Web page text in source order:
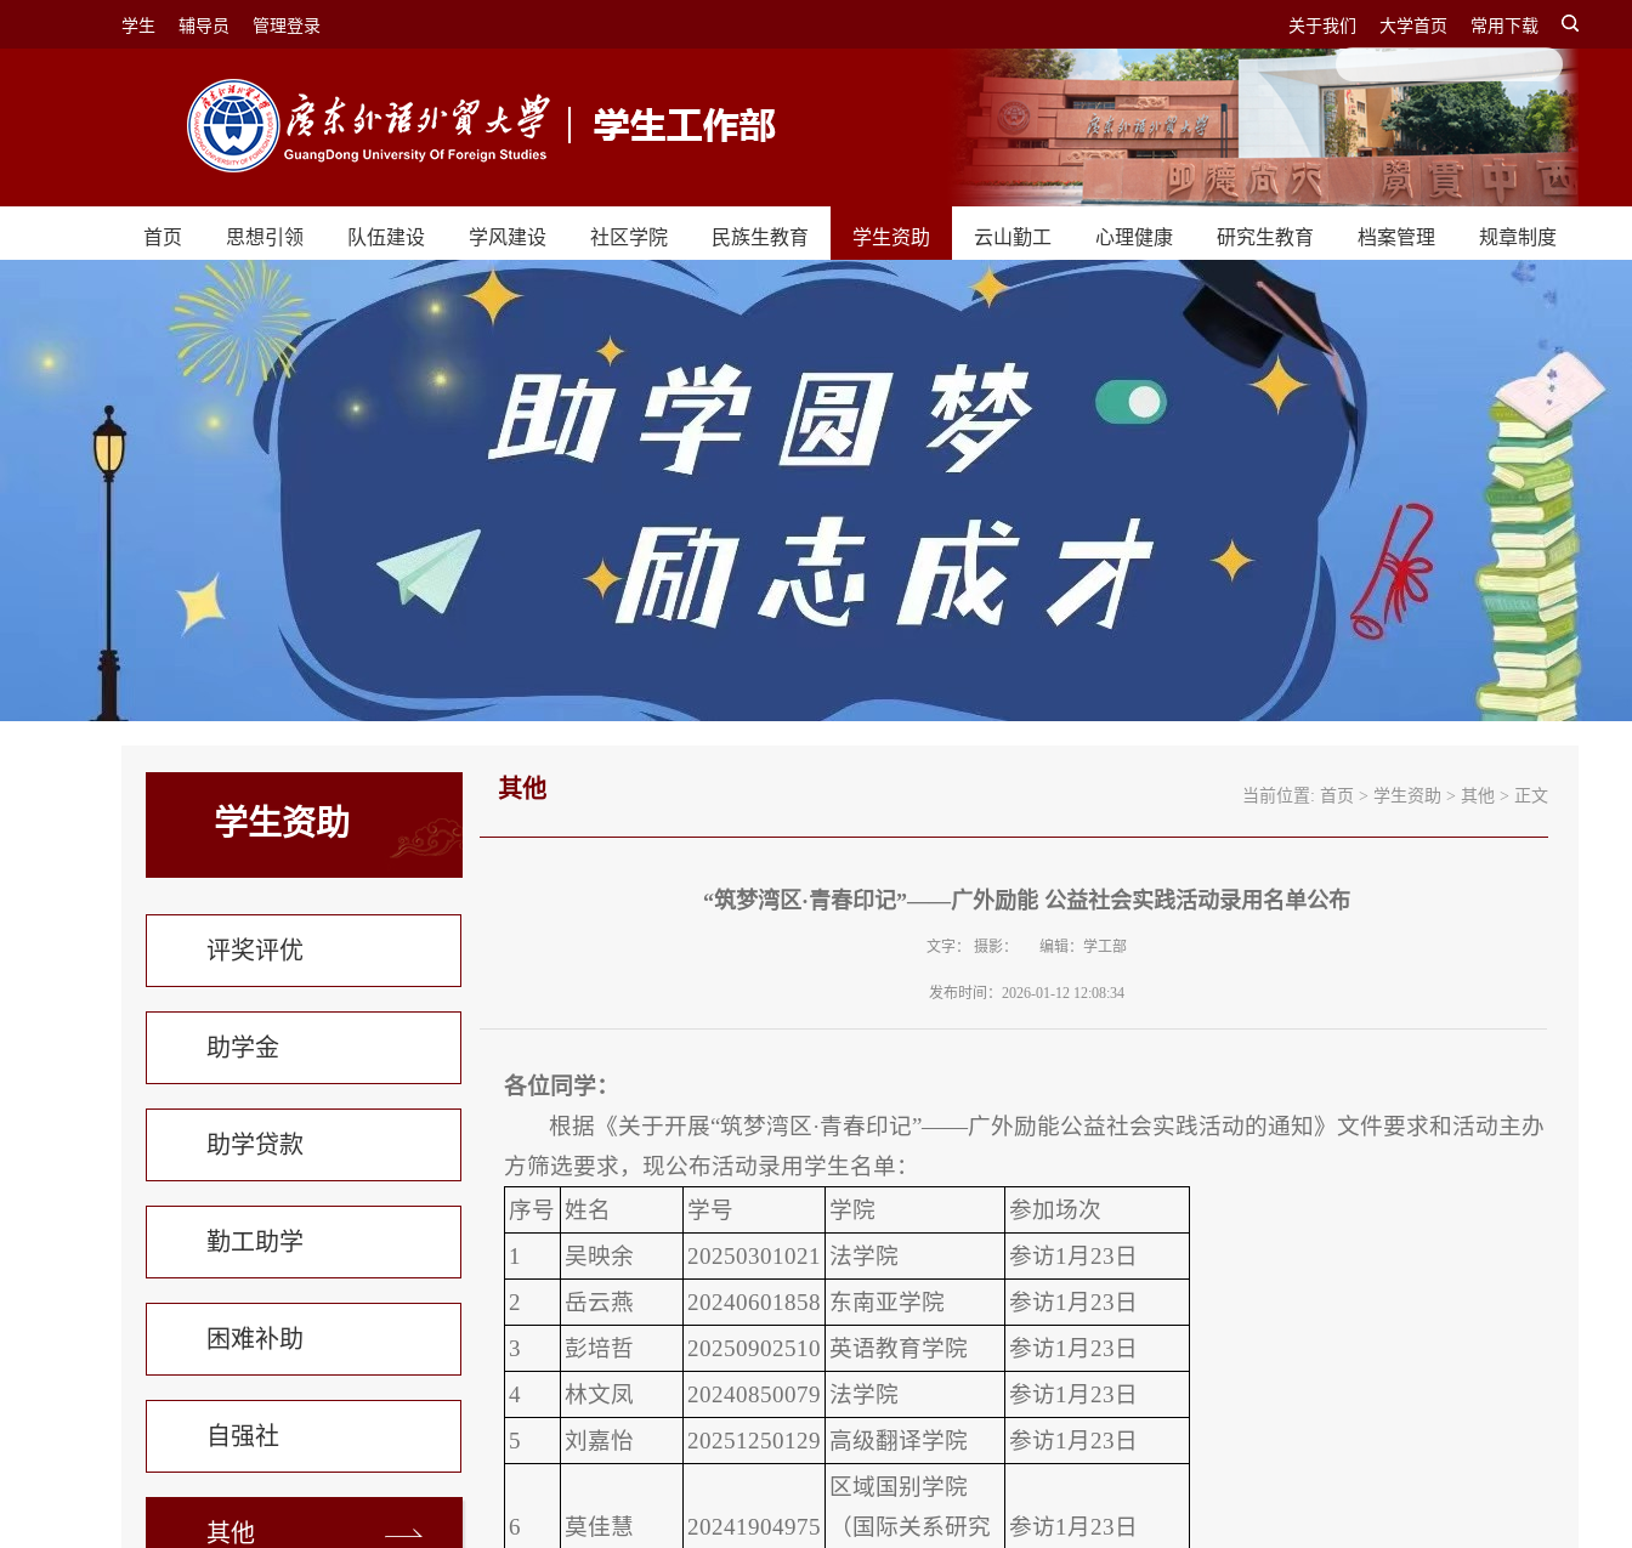
关于我们 大学首页 常用下载
学生 辅导员 管理登录
首页 思想引领 队伍建设 学风建设 社区学院 民族生教育 学生资助 云山勤工 心理健康 研究生教育 档案管理 规章制度
学生资助
评奖评优
助学金
助学贷款
勤工助学
困难补助
自强社
其他
当前位置: 首页 > 学生资助 > 其他 > 正文
其他
“筑梦湾区·青春印记”——广外励能 公益社会实践活动录用名单公布
文字： 摄影： 编辑：学工部
发布时间：2026-01-12 12:08:34
各位同学：
根据《关于开展“筑梦湾区·青春印记”——广外励能公益社会实践活动的通知》文件要求和活动主办
方筛选要求，现公布活动录用学生名单：
序号 姓名 学号 学院
参加场次
1
吴映余 20250301021 法学院
参访1月23日
2
岳云燕 20240601858 东南亚学院
参访1月23日
3
彭培哲 20250902510 英语教育学院
参访1月23日
4
林文凤 20240850079 法学院
参访1月23日
5
刘嘉怡 20251250129 高级翻译学院 参访1月23日
6 莫佳慧 20241904975
区域国别学院
（国际关系研究
参访1月23日